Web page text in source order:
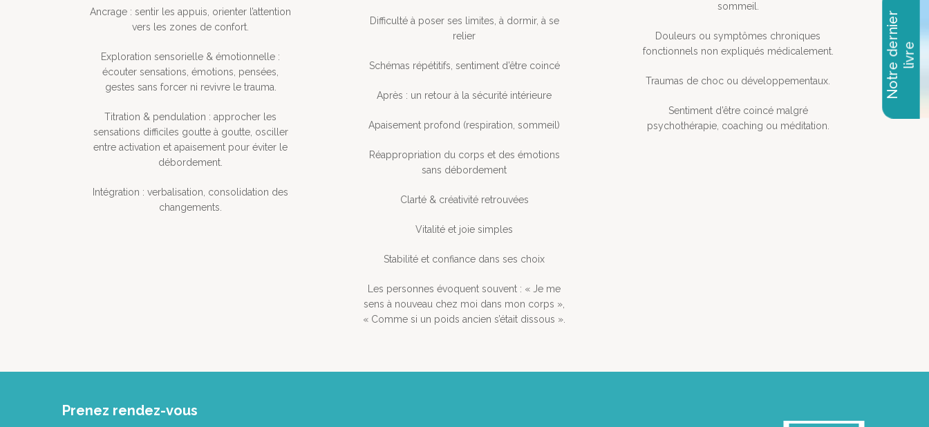
Ancrage : sentir les appuis, orienter l’attention
vers les zones de confort.
Exploration sensorielle & émotionnelle :
écouter sensations, émotions, pensées,
gestes sans forcer ni revivre le trauma.
Titration & pendulation : approcher les
sensations difficiles goutte à goutte, osciller
entre activation et apaisement pour éviter le
débordement.
Intégration : verbalisation, consolidation des
changements.
Difficulté à poser ses limites, à dormir, à se
relier
Schémas répétitifs, sentiment d’être coincé
Après : un retour à la sécurité intérieure
Apaisement profond (respiration, sommeil)
Réappropriation du corps et des émotions
sans débordement
Clarté & créativité retrouvées
Vitalité et joie simples
Stabilité et confiance dans ses choix
Les personnes évoquent souvent : « Je me
sens à nouveau chez moi dans mon corps »,
« Comme si un poids ancien s’était dissous ».
sommeil.
Douleurs ou symptômes chroniques
fonctionnels non expliqués médicalement.
Traumas de choc ou développementaux.
Sentiment d’être coincé malgré
psychothérapie, coaching ou méditation.
Prenez rendez-vous